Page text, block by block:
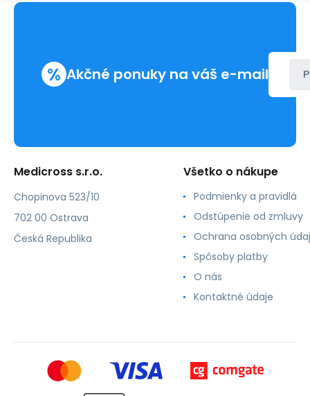
hrot
% Akčné ponuky na váš e-mail
Medicross s.r.o.
Chopinova 523/10
702 00 Ostrava
Česká Republika
Všetko o nákupe
Podmienky a pravidlá
Odstúpenie od zmluvy
Ochrana osobných
Spôsoby platby
O nás
Kontaktné údaje